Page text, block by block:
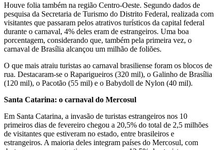
Houve folia também na região Centro-Oeste. Segundo dados de
pesquisa da Secretaria de Turismo do Distrito Federal, realizada com
visitantes que passaram pelos atrativos turísticos da capital federal
durante o carnaval, 4% deles eram de estrangeiros. Uma boa
porcentagem, considerando que, também pela primeira vez, o
carnaval de Brasília alcançou um milhão de foliões.
O que mais atraiu turistas ao carnaval brasiliense foram os blocos de
rua. Destacaram-se o Raparigueiros (320 mil), o Galinho de Brasília
(120 mil), o Pacotão (55 mil) e o Babydoll de Nylon (40 mil).
Santa Catarina: o carnaval do Mercosul
Em Santa Catarina, a invasão de turistas estrangeiros nos 10
primeiros dias de fevereiro chegou a 20,5% do total de 2,5 milhões
de visitantes que estiveram no estado, entre brasileiros e
estrangeiros. A maioria deles integram países do Mercosul, com